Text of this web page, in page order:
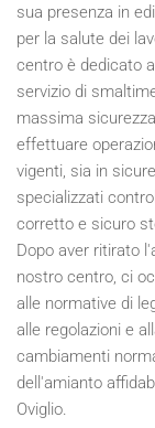
sua presenza in
per la salute dei
centro è dedicato
servizio di
massima
effettuare
vigenti, sia in
specializzati
corretto e sicuro
Dopo aver ritirato
nostro centro, ci
alle normative di
alle regolazioni e
cambiamenti
dell'amianto
Oviglio.